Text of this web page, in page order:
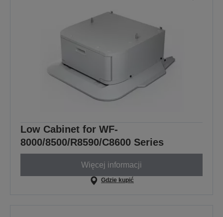
Low Cabinet for WF-
8000/8500/R8590/C8600 Series
Więcej informacji
Gdzie kupić